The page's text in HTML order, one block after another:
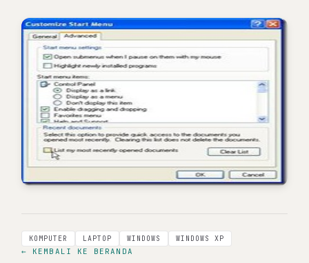
KOMPUTER LAPTOP WINDOWS WINDOWS XP
← KEMBALI KE BERANDA